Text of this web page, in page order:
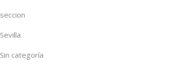
seccion
Sevilla
Sin categoría